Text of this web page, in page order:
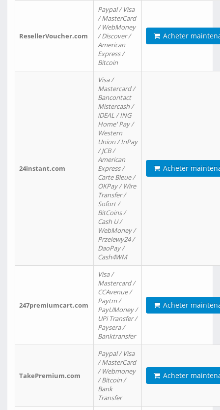
ResellerVoucher.com
Paypal / Visa
/ MasterCard
/ WebMoney
/ Discover /
American
Express /
Bitcoin
Acheter
24instant.com
Visa /
Mastercard /
Bancontact
Mistercash /
iDEAL / ING
Home' Pay /
Western
Union / InPay
/ JCB /
American
Express /
Carte Bleue /
OKPay / Wire
Transfer /
Sofort /
BitCoins /
Cash U /
WebMoney /
Przelewy24 /
DaoPay /
Cash4WM
Acheter
247premiumcart.com
Visa /
Mastercard /
CCAvenue /
Paytm /
PayUMoney /
UPi Transfer /
Paysera /
Banktransfer
Acheter
TakePremium.com
Paypal / Visa
/ MasterCard
/ Webmoney
/ Bitcoin /
Bank
Transfer
Acheter